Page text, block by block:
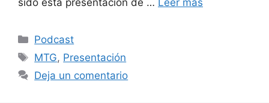
Categorías
Podcast
Etiquetas
MTG, Presentación
Deja un comentario